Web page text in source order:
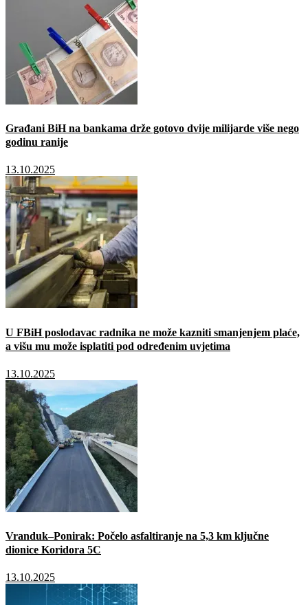
Građani BiH na bankama drže gotovo dvije milijarde više nego
godinu ranije
13.10.2025
U FBiH poslodavac radnika ne može kazniti smanjenjem plaće,
a višu mu može isplatiti pod određenim uvjetima
13.10.2025
Vranduk–Ponirak: Počelo asfaltiranje na 5,3 km ključne
dionice Koridora 5C
13.10.2025